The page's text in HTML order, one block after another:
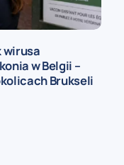
wirusa
w Belgii –
Brukseli